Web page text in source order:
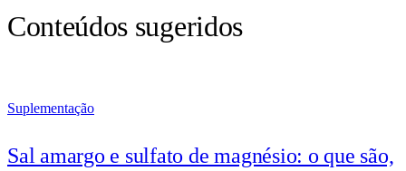
Conteúdos sugeridos
Suplementação
Sal amargo e sulfato de magnésio: o que são,